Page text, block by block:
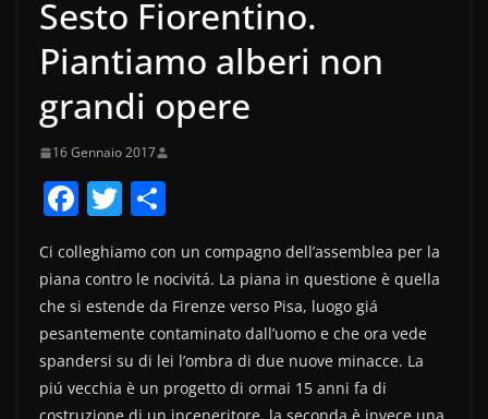
Sesto Fiorentino.
Piantiamo alberi non
grandi opere
16 Gennaio 2017
F
a
c
e
b
o
o
T
itt
er
n
di
vi
di
Ci colleghiamo con un compagno dell’assemblea per la
piana contro le nocivitá. La piana in questione è quella
che si estende da Firenze verso Pisa, luogo giá
pesantemente contaminato dall’uomo e che ora vede
spandersi su di lei l’ombra di due nuove minacce. La
piú vecchia è un progetto di ormai 15 anni fa di